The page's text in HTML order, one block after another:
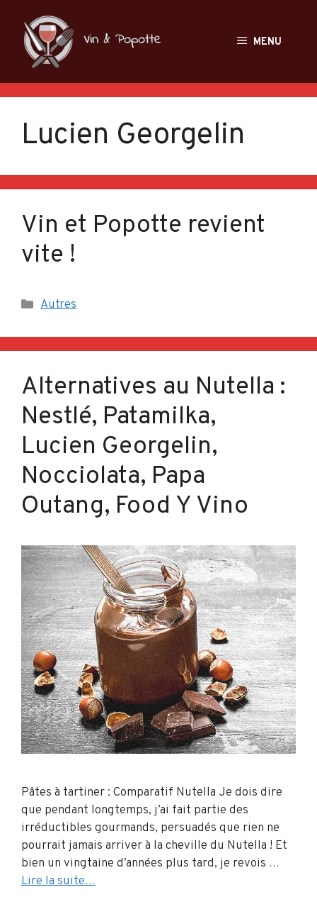
contenu
MENU
Lucien Georgelin
Vin et Popotte revient
vite !
Catégories
Autres
Alternatives au Nutella :
Nestlé, Patamilka,
Lucien Georgelin,
Nocciolata, Papa
Outang, Food Y Vino
Pâtes à tartiner : Comparatif Nutella Je dois dire
que pendant longtemps, j’ai fait partie des
irréductibles gourmands, persuadés que rien ne
pourrait jamais arriver à la cheville du Nutella ! Et
bien un vingtaine d’années plus tard, je revois …
Lire la suite…